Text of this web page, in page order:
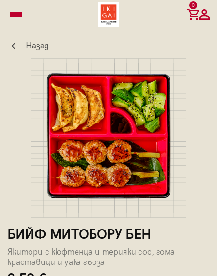
0
Назад
БИЙФ МИТОБОРУ БЕН
Якитори с кюфтенца и терияки сос, гома
краставици и уака гьоза